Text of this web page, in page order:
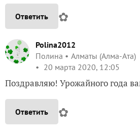
Ответить ✿
Polina2012
Полина
Алматы (Алма-Ата)
20 марта 2020, 12:05
Поздравляю! Урожайного года
Ответить ✿